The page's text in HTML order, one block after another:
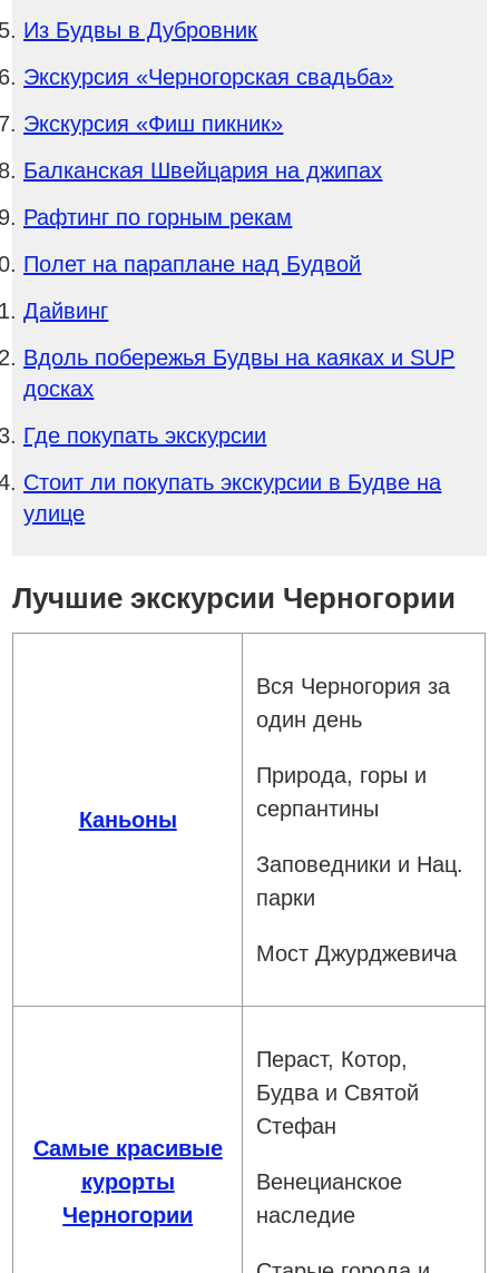
Из Будвы в Дубровник
Экскурсия «Черногорская свадьба»
Экскурсия «Фиш пикник»
Балканская Швейцария на джипах
Рафтинг по горным рекам
Полет на параплане над Будвой
Дайвинг
Вдоль побережья Будвы на каяках и SUP
досках
Где покупать экскурсии
Стоит ли покупать экскурсии в Будве на
улице
Лучшие экскурсии Черногории
Каньоны
Вся Черногория за
один день
Природа, горы и
серпантины
Заповедники и Нац.
парки
Мост Джурджевича
Самые красивые
курорты
Черногории
Пераст, Котор,
Будва и Святой
Стефан
Венецианское
наследие